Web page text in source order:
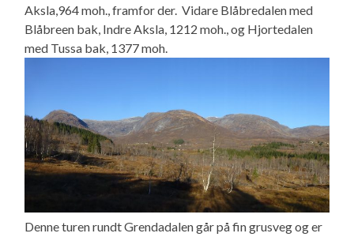
Aksla,964 moh., framfor der. Vidare Blåbredalen med
Blåbreen bak, Indre Aksla, 1212 moh., og Hjortedalen
med Tussa bak, 1377 moh.
Denne turen rundt Grendadalen går på fin grusveg og er